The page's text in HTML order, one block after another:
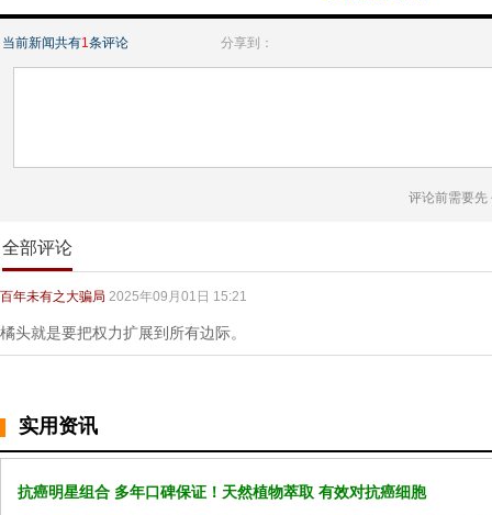
当前新闻共有1条评论 分享到：
评论前需要先
全部评论
百年未有之大骗局 2025年09月01日 15:21
橘头就是要把权力扩展到所有边际。
实用资讯
抗癌明星组合 多年口碑保证！天然植物萃取 有效对抗癌细胞